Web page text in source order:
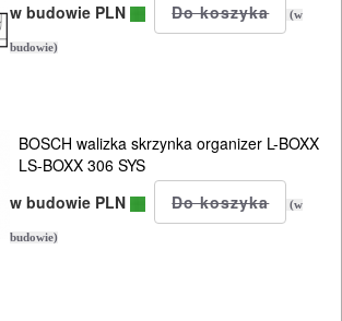
w budowie PLN
(w
budowie)
BOSCH walizka skrzynka organizer L-BOXX
LS-BOXX 306 SYS
w budowie PLN
(w
budowie)